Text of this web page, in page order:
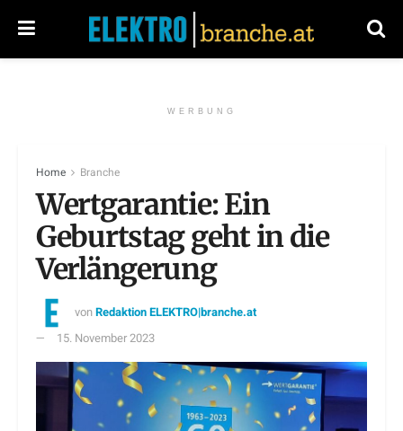
WERBUNG
Home Branche
Wertgarantie: Ein
Geburtstag geht in die
Verlängerung
vonRedaktion ELEKTRO|branche.at
15. November 2023